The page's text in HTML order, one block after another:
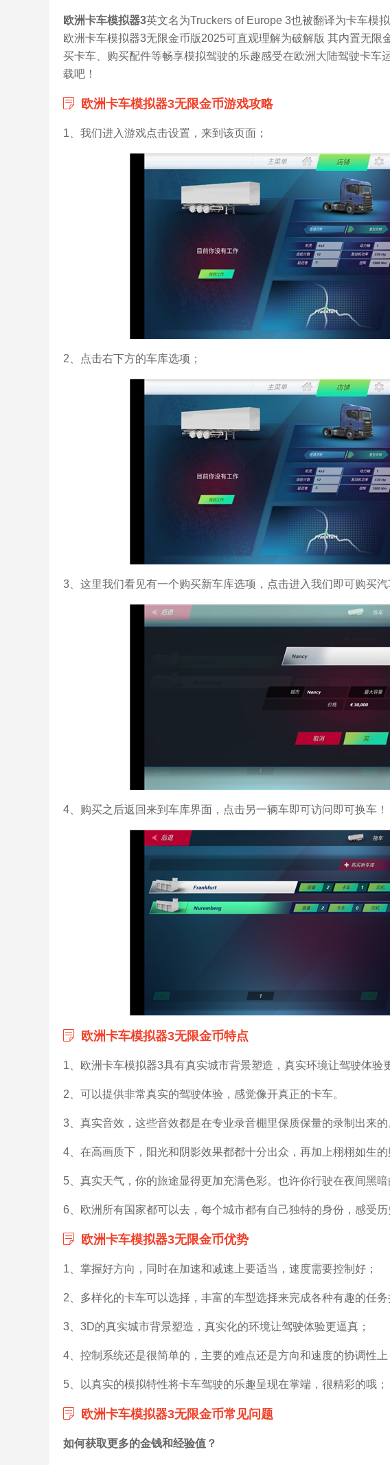
欧洲卡车模拟器3英文名为Truckers of Europe 3也被翻译为卡车模
欧洲卡车模拟器3无限金币版2025可直观理解为破解版 其内置无限
买卡车、购买配件等畅享模拟驾驶的乐趣感受在欧洲大陆驾驶卡车
载吧！
欧洲卡车模拟器3无限金币游戏攻略
1、我们进入游戏点击设置，来到该页面；
2、点击右下方的车库选项；
3、这里我们看见有一个购买新车库选项，点击进入我们即可购买汽
4、购买之后返回来到车库界面，点击另一辆车即可访问即可换车！
欧洲卡车模拟器3无限金币特点
1、欧洲卡车模拟器3具有真实城市背景塑造，真实环境让驾驶体验
2、可以提供非常真实的驾驶体验，感觉像开真正的卡车。
3、真实音效，这些音效都是在专业录音棚里保质保量的录制出来的
4、在高画质下，阳光和阴影效果都都十分出众，再加上栩栩如生
5、真实天气，你的旅途显得更加充满色彩。也许你行驶在夜间黑
6、欧洲所有国家都可以去，每个城市都有自己独特的身份，感受历
欧洲卡车模拟器3无限金币优势
1、掌握好方向，同时在加速和减速上要适当，速度需要控制好；
2、多样化的卡车可以选择，丰富的车型选择来完成各种有趣的任务
3、3D的真实城市背景塑造，真实化的环境让驾驶体验更逼真；
4、控制系统还是很简单的，主要的难点还是方向和速度的协调性上
5、以真实的模拟特性将卡车驾驶的乐趣呈现在掌端，很精彩的哦；
欧洲卡车模拟器3无限金币常见问题
如何获取更多的金钱和经验值？